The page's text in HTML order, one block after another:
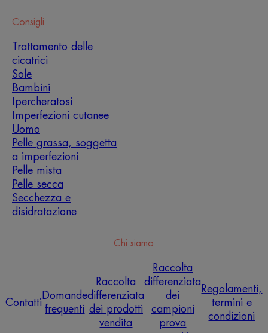
Consigli
Trattamento delle
cicatrici
Sole
Bambini
Ipercheratosi
Imperfezioni cutanee
Uomo
Pelle grassa, soggetta
a imperfezioni
Pelle mista
Pelle secca
Secchezza e
disidratazione
Chi siamo
Contatti
Domande
frequenti
Raccolta
differenziata
dei prodotti
vendita
Raccolta
differenziata
dei
campioni
prova
Regolamenti,
termini e
condizioni